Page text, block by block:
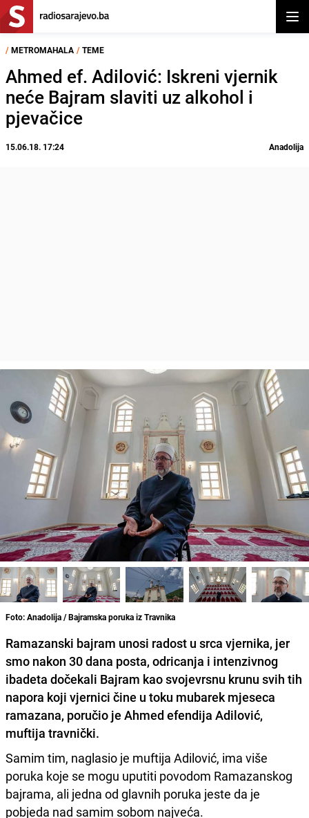
/ METROMAHALA / TEME
Ahmed ef. Adilović: Iskreni vjernik
neće Bajram slaviti uz alkohol i
pjevačice
15.06.18. 17:24 Anadolija
Foto: Anadolija / Bajramska poruka iz Travnika
Ramazanski bajram unosi radost u srca vjernika, jer
smo nakon 30 dana posta, odricanja i intenzivnog
ibadeta dočekali Bajram kao svojevrsnu krunu svih tih
napora koji vjernici čine u toku mubarek mjeseca
ramazana, poručio je Ahmed efendija Adilović,
muftija travnički.
Samim tim, naglasio je muftija Adilović, ima više
poruka koje se mogu uputiti povodom Ramazanskog
bajrama, ali jedna od glavnih poruka jeste da je
pobjeda nad samim sobom najveća.